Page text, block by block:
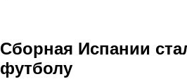
Сборная Испании
футболу